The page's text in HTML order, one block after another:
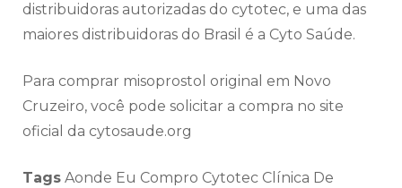
distribuidoras autorizadas do cytotec, e uma das
maiores distribuidoras do Brasil é a Cyto Saúde.
Para comprar misoprostol original em Novo
Cruzeiro, você pode solicitar a compra no site
oficial da cytosaude.org
Tags Aonde Eu Compro Cytotec Clínica De